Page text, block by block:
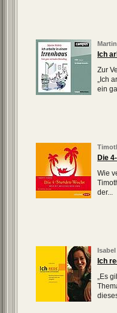
Ich
Zur
„Ich
ein
Die
Wie
der...
Isabel
Ich
„Es